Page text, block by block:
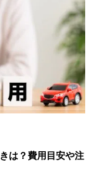
は？費用目安や注